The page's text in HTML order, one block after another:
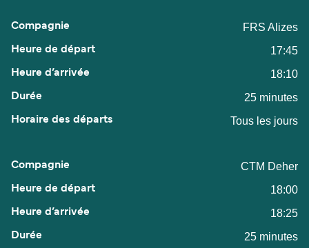
FRS Alizes
17:45
18:10
25 minutes
Tous les jours
CTM Deher
18:00
18:25
25 minutes